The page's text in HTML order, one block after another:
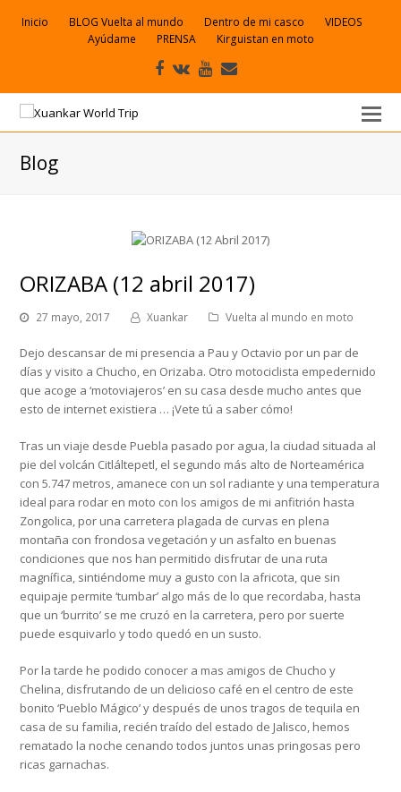
Inicio BLOG Vuelta al mundo Dentro de mi casco
VIDEOS
Ayúdame
PRENSA Kirguistan en moto
Facebook
VK Youtube
electrónico
Blog
ORIZABA (12 abril 2017)
27 mayo, 2017 Xuankar Vuelta al mundo en moto
Dejo descansar de mi presencia a Pau y Octavio por un par de
días y visito a Chucho, en Orizaba. Otro motociclista empedernido
que acoge a ‘motoviajeros’ en su casa desde mucho antes que
esto de internet existiera … ¡Vete tú a saber cómo!
Tras un viaje desde Puebla pasado por agua, la ciudad situada al
pie del volcán Citláltepetl, el segundo más alto de Norteamérica
con 5.747 metros, amanece con un sol radiante y una temperatura
ideal para rodar en moto con los amigos de mi anfitrión hasta
Zongolica, por una carretera plagada de curvas en plena
montaña con frondosa vegetación y un asfalto en buenas
condiciones que nos han permitido disfrutar de una ruta
magnífica, sintiéndome muy a gusto con la africota, que sin
equipaje permite ‘tumbar’ algo más de lo que recordaba, hasta
que un ‘burrito’ se me cruzó en la carretera, pero por suerte
puede esquivarlo y todo quedó en un susto.
Por la tarde he podido conocer a mas amigos de Chucho y
Chelina, disfrutando de un delicioso café en el centro de este
bonito ‘Pueblo Mágico’ y después de unos tragos de tequila en
casa de su familia, recién traído del estado de Jalisco, hemos
rematado la noche cenando todos juntos unas pringosas pero
ricas garnachas.